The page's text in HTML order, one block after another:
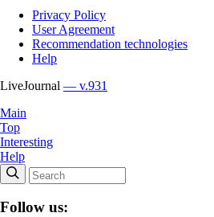
Privacy Policy
User Agreement
Recommendation technologies
Help
LiveJournal — v.931
Main
Top
Interesting
Help
Follow us: